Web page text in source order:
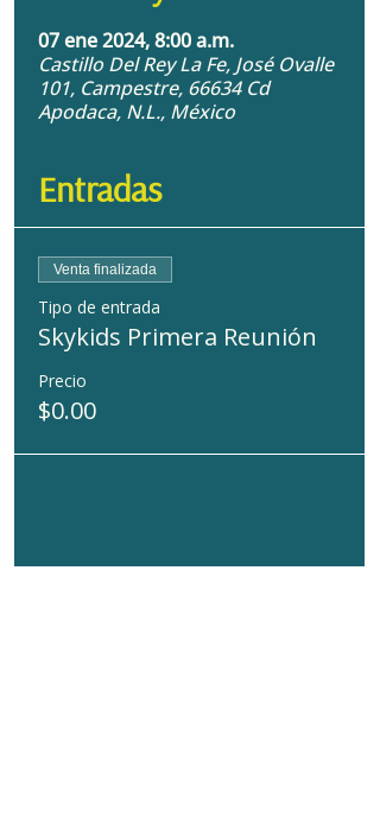
07 ene 2024, 8:00 a.m.
Castillo Del Rey La Fe, José Ovalle
101, Campestre, 66634 Cd
Apodaca, N.L., México
Entradas
Venta finalizada
Tipo de entrada
Skykids Primera Reunión
Precio
$0.00